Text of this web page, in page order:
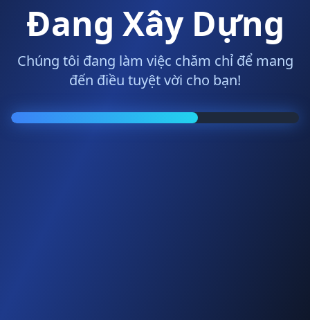
Đang Xây Dựng
Chúng tôi đang làm việc chăm chỉ để mang
đến điều tuyệt vời cho bạn!